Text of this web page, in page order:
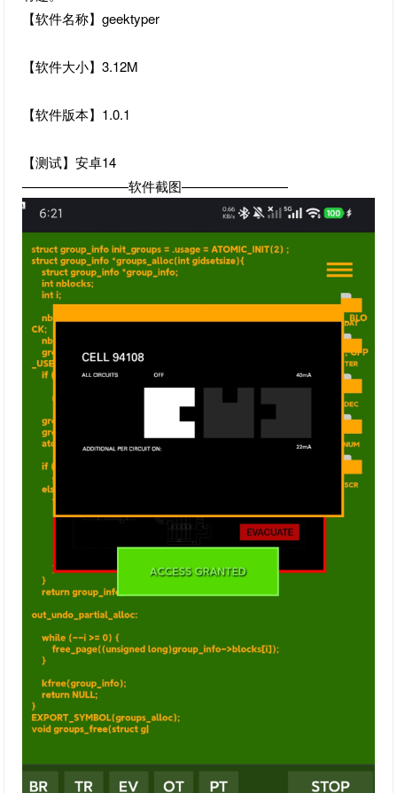
【软件名称】geektyper
【软件大小】3.12M
【软件版本】1.0.1
【测试】安卓14
————————软件截图————————